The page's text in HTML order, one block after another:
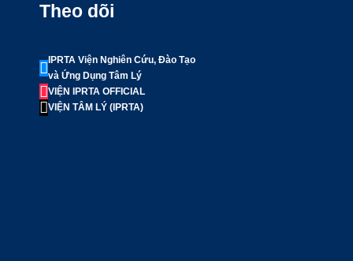
Theo dõi
IPRTA Viện Nghiên Cứu, Đào Tạo
và Ứng Dụng Tâm Lý
VIỆN IPRTA OFFICIAL
VIỆN TÂM LÝ (IPRTA)